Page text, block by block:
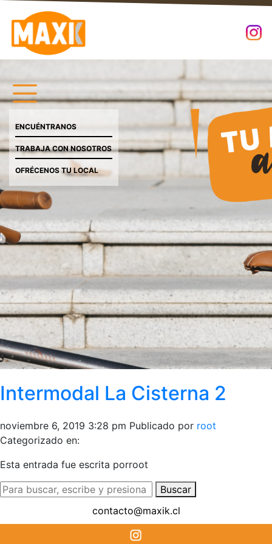
ENCUÉNTRANOS
TRABAJA CON NOSOTROS
OFRÉCENOS TU LOCAL
Intermodal La Cisterna 2
noviembre 6, 2019 3:28 pm Publicado por root
Categorizado en:
Esta entrada fue escrita porroot
Buscar
contacto@maxik.cl